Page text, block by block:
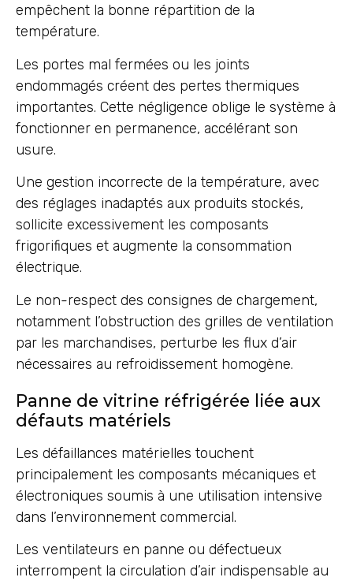
empêchent la bonne répartition de la
température.
Les portes mal fermées ou les joints
endommagés créent des pertes thermiques
importantes. Cette négligence oblige le système à
fonctionner en permanence, accélérant son
usure.
Une gestion incorrecte de la température, avec
des réglages inadaptés aux produits stockés,
sollicite excessivement les composants
frigorifiques et augmente la consommation
électrique.
Le non-respect des consignes de chargement,
notamment l’obstruction des grilles de ventilation
par les marchandises, perturbe les flux d’air
nécessaires au refroidissement homogène.
Panne de vitrine réfrigérée liée aux
défauts matériels
Les défaillances matérielles touchent
principalement les composants mécaniques et
électroniques soumis à une utilisation intensive
dans l’environnement commercial.
Les ventilateurs en panne ou défectueux
interrompent la circulation d’air indispensable au